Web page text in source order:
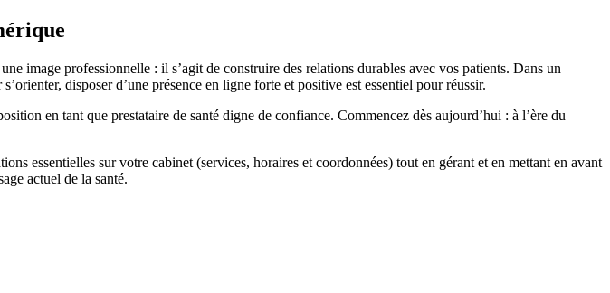
image professionnelle : il s’agit de construire des relations durables avec vos patients. Dans un
disposer d’une présence en ligne forte et positive est essentiel pour réussir.
en tant que prestataire de santé digne de confiance. Commencez dès aujourd’hui : à l’ère du
essentielles sur votre cabinet (services, horaires et coordonnées) tout en gérant et en mettant en avant
actuel de la santé.